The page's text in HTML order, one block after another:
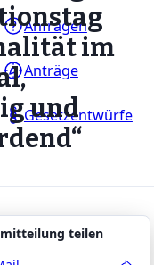
Anfragen
Anträge
Gesetzentwürfe
im
und
teilen